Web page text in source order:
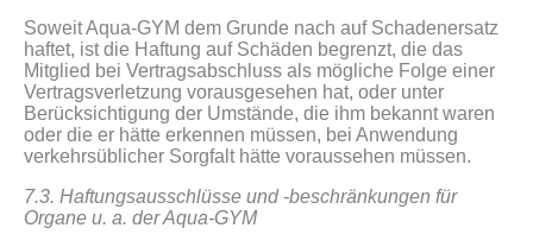
Soweit Aqua-GYM dem Grunde nach auf Schadenersatz
haftet, ist die Haftung auf Schäden begrenzt, die das
Mitglied bei Vertragsabschluss als mögliche Folge einer
Vertragsverletzung vorausgesehen hat, oder unter
Berücksichtigung der Umstände, die ihm bekannt waren
oder die er hätte erkennen müssen, bei Anwendung
verkehrsüblicher Sorgfalt hätte voraussehen müssen.
7.3. Haftungsausschlüsse und -beschränkungen für
Organe u. a. der Aqua-GYM